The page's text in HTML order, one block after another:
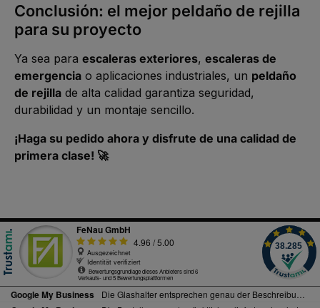
Conclusión: el mejor peldaño de rejilla
para su proyecto
Ya sea para escaleras exteriores, escaleras de
emergencia o aplicaciones industriales, un peldaño
de rejilla de alta calidad garantiza seguridad,
durabilidad y un montaje sencillo.
¡Haga su pedido ahora y disfrute de una calidad de
primera clase! 🚀